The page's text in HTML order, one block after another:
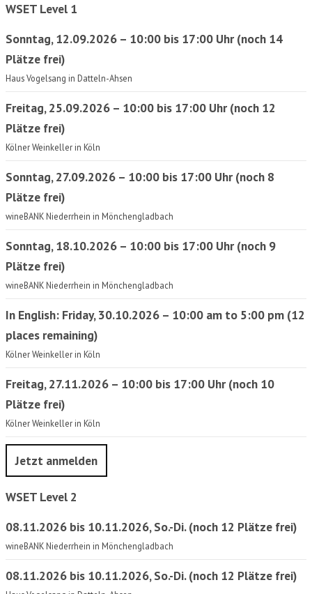
WSET Level 1
Sonntag, 12.09.2026 – 10:00 bis 17:00 Uhr (noch 14
Plätze frei)
Haus Vogelsang in Datteln-Ahsen
Freitag, 25.09.2026 – 10:00 bis 17:00 Uhr (noch 12
Plätze frei)
Kölner Weinkeller in Köln
Sonntag, 27.09.2026 – 10:00 bis 17:00 Uhr (noch 8
Plätze frei)
wineBANK Niederrhein in Mönchengladbach
Sonntag, 18.10.2026 – 10:00 bis 17:00 Uhr (noch 9
Plätze frei)
wineBANK Niederrhein in Mönchengladbach
In English: Friday, 30.10.2026 – 10:00 am to 5:00 pm (12
places remaining)
Kölner Weinkeller in Köln
Freitag, 27.11.2026 – 10:00 bis 17:00 Uhr (noch 10
Plätze frei)
Kölner Weinkeller in Köln
Jetzt anmelden
WSET Level 2
08.11.2026 bis 10.11.2026, So.-Di. (noch 12 Plätze frei)
wineBANK Niederrhein in Mönchengladbach
08.11.2026 bis 10.11.2026, So.-Di. (noch 12 Plätze frei)